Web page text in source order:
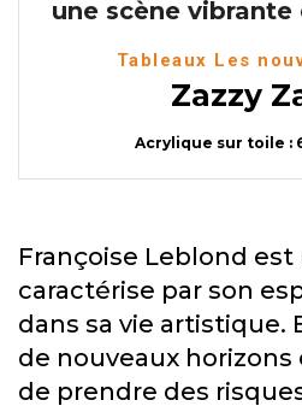
Tableaux Les
Zazzy
Acrylique sur toile :
Françoise Leblond
caractérise par son
dans sa vie artistique.
de nouveaux horizons
de prendre des